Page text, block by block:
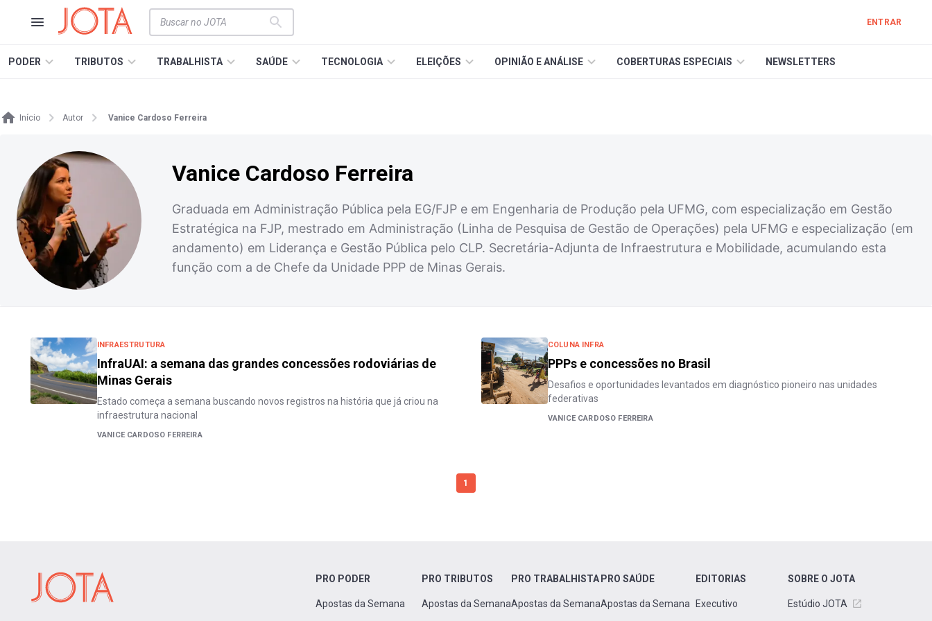
ENTRAR
PODER TRIBUTOS TRABALHISTA SAÚDE TECNOLOGIA ELEIÇÕES OPINIÃO E ANÁLISE COBERTURAS ESPECIAIS NEWSLETTERS
Início Autor Vanice Cardoso Ferreira
Vanice Cardoso Ferreira
Graduada em Administração Pública pela EG/FJP e em Engenharia de Produção pela UFMG, com especialização em Gestão
Estratégica na FJP, mestrado em Administração (Linha de Pesquisa de Gestão de Operações) pela UFMG e especialização (em
andamento) em Liderança e Gestão Pública pelo CLP. Secretária-Adjunta de Infraestrutura e Mobilidade, acumulando esta
função com a de Chefe da Unidade PPP de Minas Gerais.
INFRAESTRUTURA
InfraUAI: a semana das grandes concessões rodoviárias de
Minas Gerais
Estado começa a semana buscando novos registros na história que já criou na
infraestrutura nacional
VANICE CARDOSO FERREIRA
COLUNA INFRA
PPPs e concessões no Brasil
Desafios e oportunidades levantados em diagnóstico pioneiro nas unidades
federativas
VANICE CARDOSO FERREIRA
1
PRO PODER
Apostas da Semana
PRO TRIBUTOS
Apostas da Semana
PRO TRABALHISTA
Apostas da Semana
PRO SAÚDE
Apostas da Semana
EDITORIAS
Executivo
SOBRE O JOTA
Estúdio JOTA